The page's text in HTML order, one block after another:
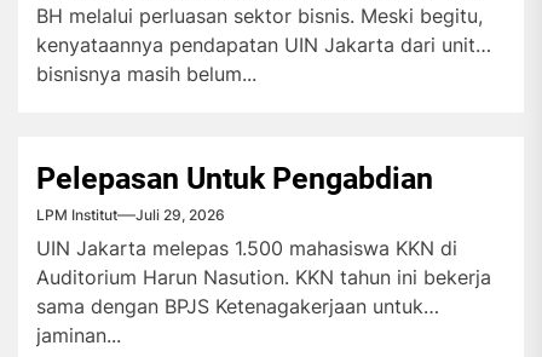
BH melalui perluasan sektor bisnis. Meski begitu,
kenyataannya pendapatan UIN Jakarta dari unit
bisnisnya masih belum...
Pelepasan Untuk Pengabdian
LPM Institut Juli 29, 2026
UIN Jakarta melepas 1.500 mahasiswa KKN di
Auditorium Harun Nasution. KKN tahun ini bekerja
sama dengan BPJS Ketenagakerjaan untuk
jaminan...